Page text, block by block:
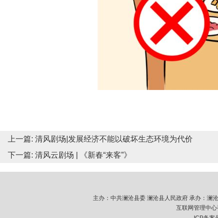
上一篇: 清风剧场|发展经济不能以破坏生态环境为代价
下一篇: 清风云剧场 | 《新春“来客”》
主办：中共澜沧县委 澜沧县人民政府 承办：澜
互联网管理中